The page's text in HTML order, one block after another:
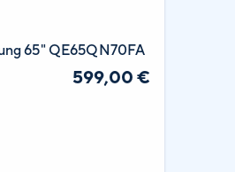
65" QE65QN70FA
599,00 €